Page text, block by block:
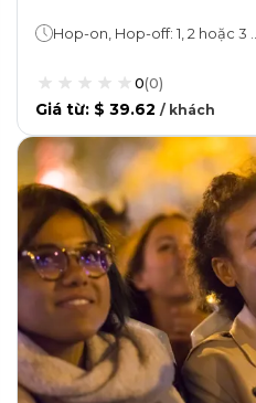
0(0)
Giá từ: $ 39.62 / khách